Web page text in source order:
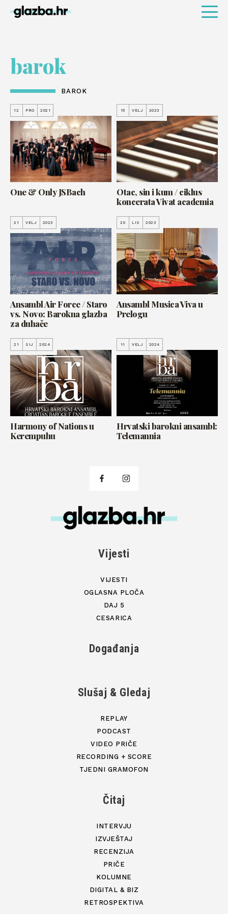
barok
BAROK
12 PRO 2021
One & Only JSBach
15 VELJ 2023
Otac, sin i kum / ciklus
koncerata Vivat academia
21 VELJ 2023
Ansambl Air Force / Staro
vs. Novo: Barokna glazba
za duhače
20 LIS 2023
Ansambl Musica Viva u
Prelogu
21 SIJ 2024
Harmony of Nations u
Kerempuhu
11 VELJ 2024
Hrvatski barokni ansambl:
Telemannia
Vijesti
VIJESTI
OGLASNA PLOČA
DAJ 5
CESARICA
Događanja
Slušaj & Gledaj
REPLAY
PODCAST
VIDEO PRIČE
RECORDING + SCORE
TJEDNI GRAMOFON
Čitaj
INTERVJU
IZVJEŠTAJ
RECENZIJA
PRIČE
KOLUMNE
DIGITAL & BIZ
RETROSPEKTIVA